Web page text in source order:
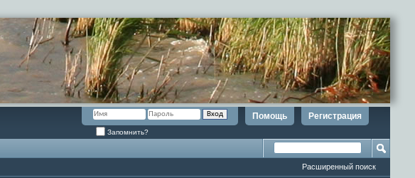
Регистрация
Помощь
Запомнить?
Расширенный поиск